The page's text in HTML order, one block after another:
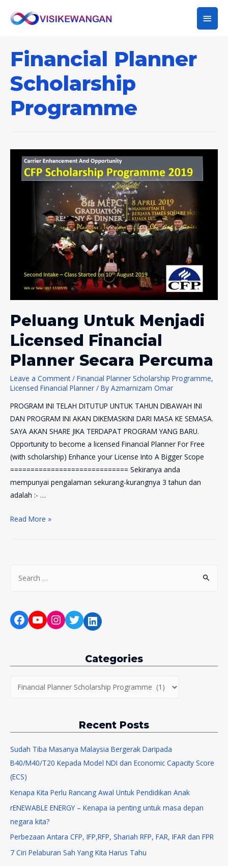
Main
Financial Planner
Scholarship
Programme
Peluang Untuk Menjadi
Licensed Financial
Planner Secara Percuma
Leave a Comment / Financial Planner Scholarship Programme,
Licensed Financial Planner / By Azmarnizam Omar
PROGRAM INI TELAH DITUTUP UNTUK TAHUN DIBAWAH INI
DAN PROGRAM INI AKAN DIKEMASKINI DARI MASA KE SEMASA.
SAYA AKAN SHARE JIKA TERDAPAT PROGRAM YANG BARU.
Opportunity to become a licensed Financial Planner For Free
(with scholarship) Enhance your License Into A Bigger Scope
============================= Sekiranya anda
mempunyai pengalaman sekurang-kurangnya 3 tahun dan
adalah :- …
Peluang
Planner
Read More »
c
o
Facebook YouTube Instagram Twitter LinkedIn
Categories
o
r
i
e
s
Recent Posts
Sudah Tiba Masanya Malaysia Bergerak Daripada
B40/M40/T20 Kepada Model NDI dan Economic Capacity Score
(ECS)
Kenapa Kita Perlu Rancang Awal Untuk Pendidikan Anak
rENEWABLE ENERGY – Kenapa ia penting untuk masa depan
negara kita?
Perbezaan Antara CFP, IFP,RFP, Shariah RFP, FAR, IFAR dan FPR
7 Ciri Pelaburan Sah Yang Kita Harus Tahu